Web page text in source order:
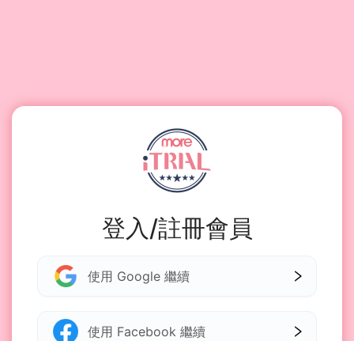
登入/註冊會員
使用 Google 繼續
使用 Facebook 繼續